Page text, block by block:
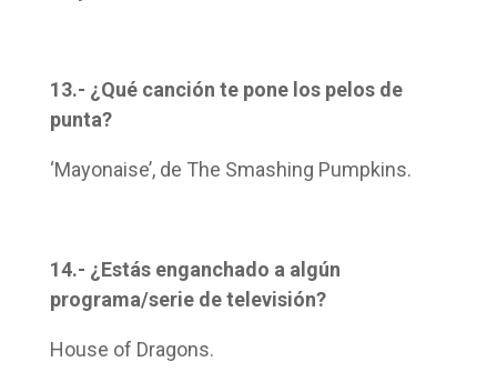
13.- ¿Qué canción te pone los pelos de
punta?
‘Mayonaise’, de The Smashing Pumpkins.
14.- ¿Estás enganchado a algún
programa/serie de televisión?
House of Dragons.